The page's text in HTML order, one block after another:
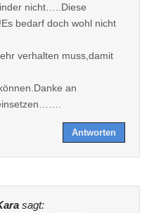
nicht…..Diese
bedarf doch wohl nicht
verhalten muss,damit
an
Antworten
sagt: